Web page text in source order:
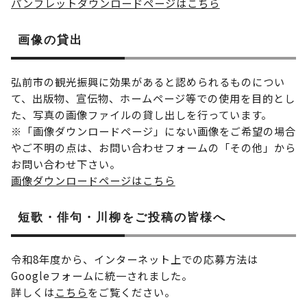
画像の貸出
弘前市の観光振興に効果があると認められるものについ
て、出版物、宣伝物、ホームページ等での使用を目的とし
た、写真の画像ファイルの貸し出しを行っています。
※「画像ダウンロードページ」にない画像をご希望の場合
やご不明の点は、お問い合わせフォームの「その他」から
お問い合わせ下さい。
画像ダウンロードページはこちら
短歌・俳句・川柳をご投稿の皆様へ
令和8年度から、インターネット上での応募方法は
Googleフォームに統一されました。
詳しくはこちらをご覧ください。